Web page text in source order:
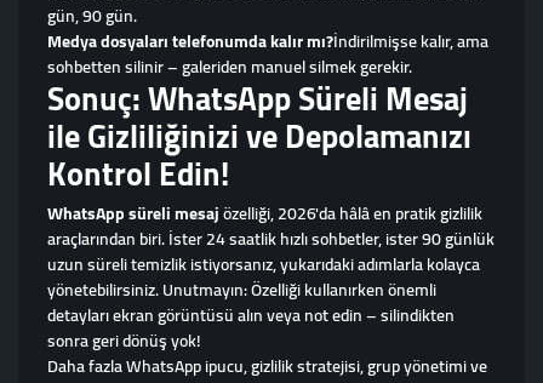
gün, 90 gün.
Medya dosyaları telefonumda kalır mı?İndirilmişse kalır, ama
sohbetten silinir – galeriden manuel silmek gerekir.
Sonuç: WhatsApp Süreli Mesaj
ile Gizliliğinizi ve Depolamanızı
Kontrol Edin!
WhatsApp süreli mesajözelliği, 2026'da hâlâ en pratik gizlilik
araçlarından biri. İster 24 saatlik hızlı sohbetler, ister 90 günlük
uzun süreli temizlik istiyorsanız, yukarıdaki adımlarla kolayca
yönetebilirsiniz. Unutmayın: Özelliği kullanırken önemli
detayları ekran görüntüsü alın veya not edin – silindikten
sonra geri dönüş yok!
Daha fazla WhatsApp ipucu, gizlilik stratejisi, grup yönetimi ve